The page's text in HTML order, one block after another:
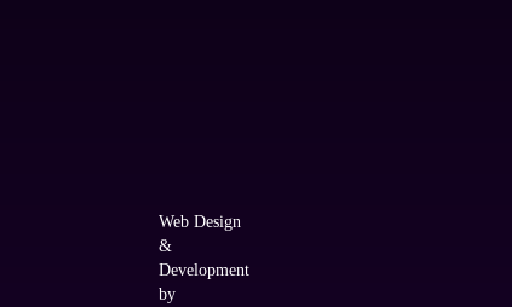
Web Design
&
Development
by